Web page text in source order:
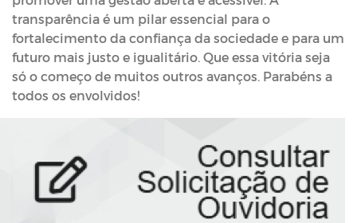
transparência é um pilar essencial para o
fortalecimento da confiança da sociedade e para um
futuro mais justo e igualitário. Que essa vitória seja
só o começo de muitos outros avanços. Parabéns a
todos os envolvidos!